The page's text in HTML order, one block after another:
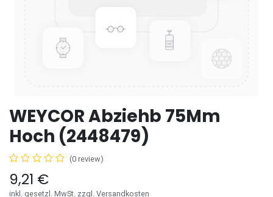
WEYCOR Abziehb 75Mm
Hoch (2448479)
(0 review)
9,21 €
inkl. gesetzl. MwSt. zzgl. Versandkosten